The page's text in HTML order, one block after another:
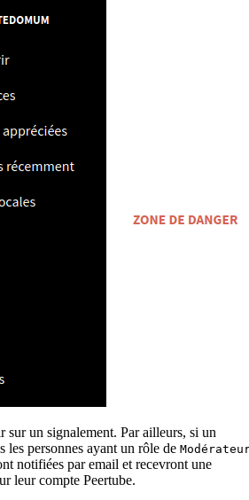
sur un signalement. Par ailleurs, si un
les personnes ayant un rôle de
notifiées par email et recevront une
leur compte Peertube.